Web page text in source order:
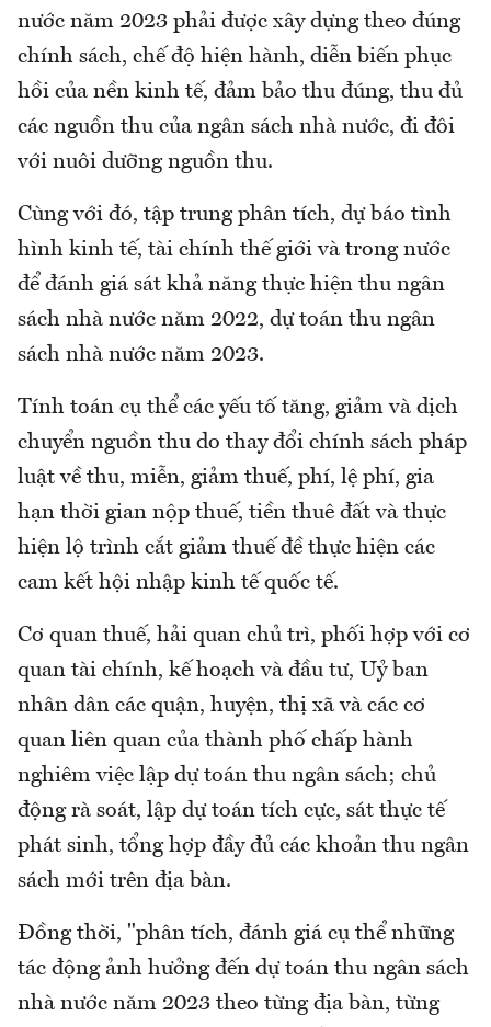
nước năm 2023 phải được xây dựng theo đúng
chính sách, chế độ hiện hành, diễn biến phục
hồi của nền kinh tế, đảm bảo thu đúng, thu đủ
các nguồn thu của ngân sách nhà nước, đi đôi
với nuôi dưỡng nguồn thu.
Cùng với đó, tập trung phân tích, dự báo tình
hình kinh tế, tài chính thế giới và trong nước
để đánh giá sát khả năng thực hiện thu ngân
sách nhà nước năm 2022, dự toán thu ngân
sách nhà nước năm 2023.
Tính toán cụ thể các yếu tố tăng, giảm và dịch
chuyển nguồn thu do thay đổi chính sách pháp
luật về thu, miễn, giảm thuế, phí, lệ phí, gia
hạn thời gian nộp thuế, tiền thuê đất và thực
hiện lộ trình cắt giảm thuế đề thực hiện các
cam kết hội nhập kinh tế quốc tế.
Cơ quan thuế, hải quan chủ trì, phối hợp với cơ
quan tài chính, kế hoạch và đầu tư, Uỷ ban
nhân dân các quận, huyện, thị xã và các cơ
quan liên quan của thành phố chấp hành
nghiêm việc lập dự toán thu ngân sách; chủ
động rà soát, lập dự toán tích cực, sát thực tế
phát sinh, tổng hợp đầy đủ các khoản thu ngân
sách mới trên địa bàn.
Đồng thời, "phân tích, đánh giá cụ thể những
tác động ảnh hưởng đến dự toán thu ngân sách
nhà nước năm 2023 theo từng địa bàn, từng